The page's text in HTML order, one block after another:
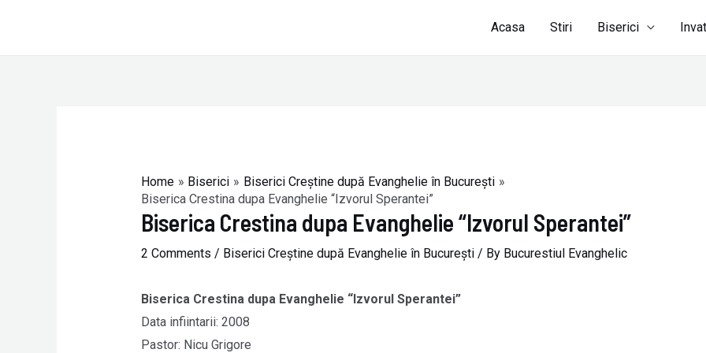
Acasa Stiri Biserici
Home Biserici
Biserici Creştine după Evanghelie în Bucureşti
Biserica Crestina dupa Evanghelie “Izvorul Sperantei”
Biserica Crestina dupa Evanghelie “Izvorul Sperantei”
2 Comments / Biserici Creştine după Evanghelie în Bucureşti/ By Bucurestiul Evanghelic
Biserica Crestina dupa Evanghelie “Izvorul Sperantei”
Data infiintarii: 2008
Pastor: Nicu Grigore